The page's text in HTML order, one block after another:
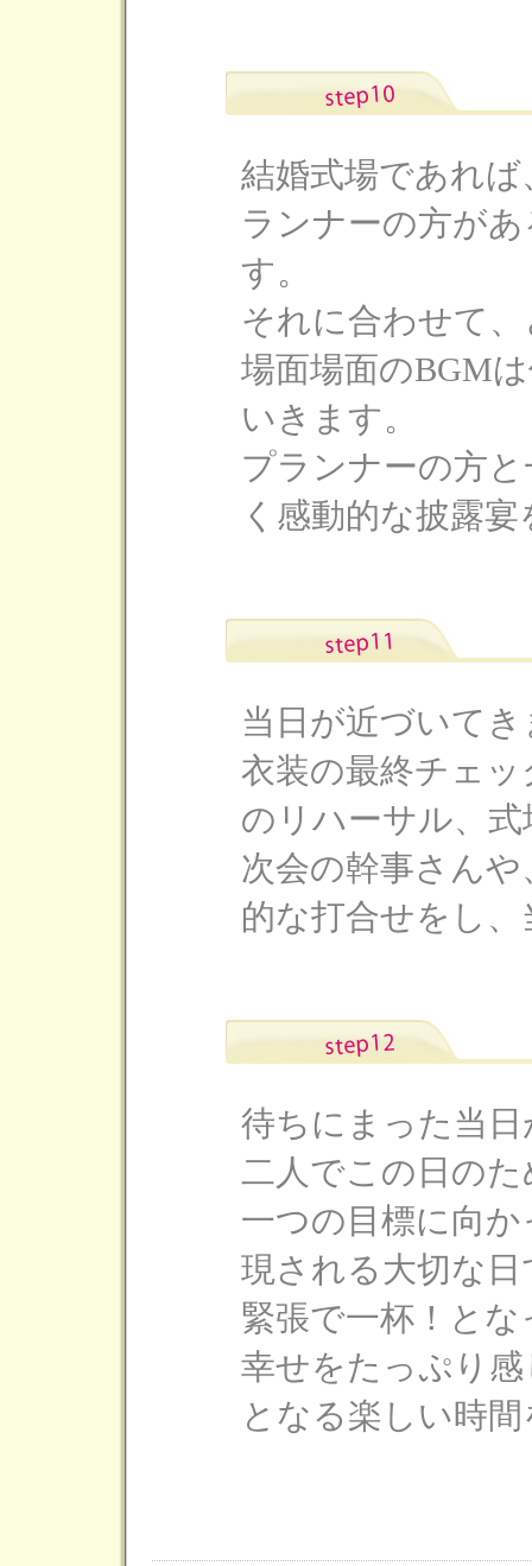
結婚式場であれ
ランナーの方が
す。
それに合わせて
場面場面のBGM
いきます。
プランナーの方
く感動的な披露
当日が近づいて
衣装の最終チェ
のリハーサル、
次会の幹事さん
的な打合せをし
待ちにまった当
二人でこの日の
一つの目標に向
現される大切な日
緊張で一杯！と
幸せをたっぷり
となる楽しい時